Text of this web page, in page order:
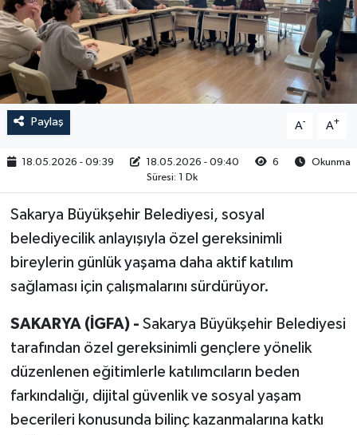
Paylaş A- A+
18.05.2026 - 09:39 18.05.2026 - 09:40 6
Okunma
Süresi: 1 Dk
Sakarya Büyükşehir Belediyesi, sosyal
belediyecilik anlayışıyla özel gereksinimli
bireylerin günlük yaşama daha aktif katılım
sağlaması için çalışmalarını sürdürüyor.
SAKARYA (İGFA) - Sakarya Büyükşehir Belediyesi
tarafından özel gereksinimli gençlere yönelik
düzenlenen eğitimlerle katılımcıların beden
farkındalığı, dijital güvenlik ve sosyal yaşam
becerileri konusunda bilinç kazanmalarına katkı
RESMİ İLAN